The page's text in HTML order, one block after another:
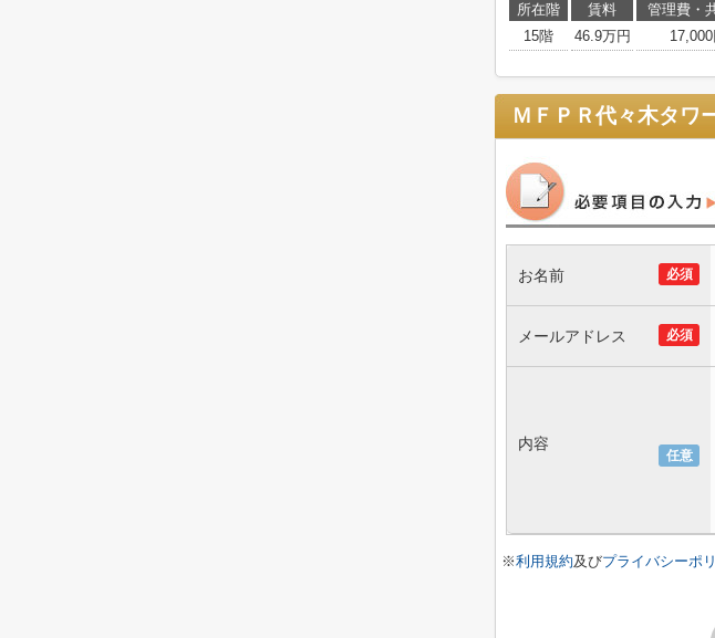
所在階 賃料 管理費・
15階
46.9万円 17,000
ＭＦＰＲ代々木タワ
必須
お名前
必須
メールアドレス
任意
内容
※利用規約及びプライバシーポ